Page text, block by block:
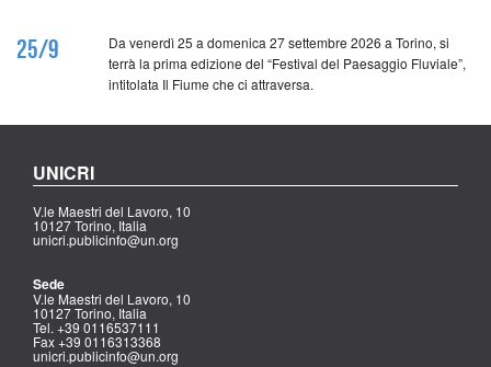
25/9
Da venerdì 25 a domenica 27 settembre 2026 a Torino, si
terrà la prima edizione del “Festival del Paesaggio Fluviale”,
intitolata Il Fiume che ci attraversa.
UNICRI
V.le Maestri del Lavoro, 10
10127 Torino, Italia
unicri.publicinfo@un.org
Sede
V.le Maestri del Lavoro, 10
10127 Torino, Italia
Tel. +39 0116537111
Fax +39 0116313368
unicri.publicinfo@un.org